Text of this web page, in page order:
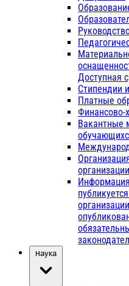
Доступная
Стипендии
Платные
Финансово-
Вакантные
организации
Наука